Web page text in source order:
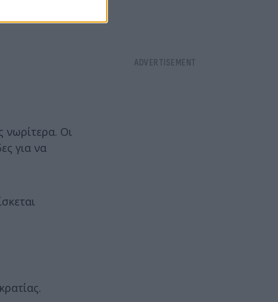
νωρίτερα. Οι
για να